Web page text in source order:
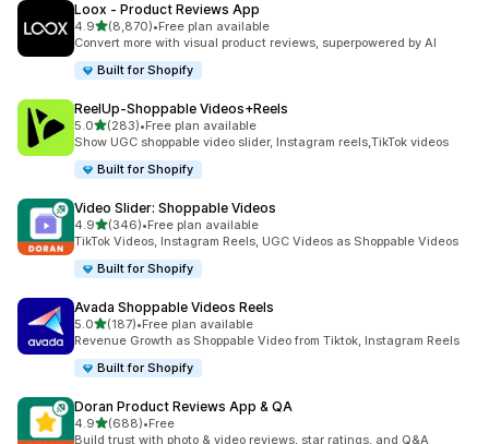
Loox ‑ Product Reviews App
4.9滿分 5 顆星
(8,870)
共有 8870 則評價
•Free plan available
Convert more with visual product reviews, superpowered by AI
Built for Shopify
ReelUp‑Shoppable Videos+Reels
5.0滿分 5 顆星
(283)
共有 283 則評價
•Free plan available
Show UGC shoppable video slider, Instagram reels,TikTok videos
Built for Shopify
Video Slider: Shoppable Videos
4.9滿分 5 顆星
(346)
共有 346 則評價
•Free plan available
TikTok Videos, Instagram Reels, UGC Videos as Shoppable Videos
Built for Shopify
Avada Shoppable Videos Reels
5.0滿分 5 顆星
(187)
共有 187 則評價
•Free plan available
Revenue Growth as Shoppable Video from Tiktok, Instagram Reels
Built for Shopify
Doran Product Reviews App & QA
4.9滿分 5 顆星
(688)
共有 688 則評價
•Free
Build trust with photo & video reviews, star ratings, and Q&A